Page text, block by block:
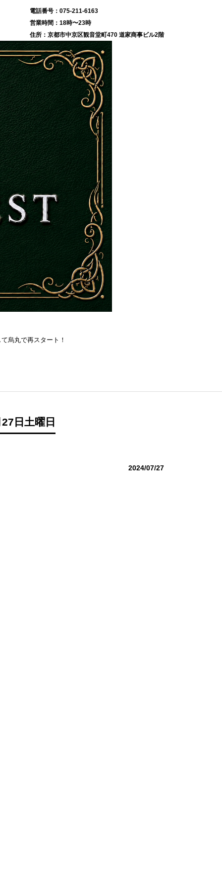
075-211-6163
18時〜23時
京都市中京区観音堂町470 道家商事ビル2階
烏丸で再スタート！
日土曜日
2024/07/27